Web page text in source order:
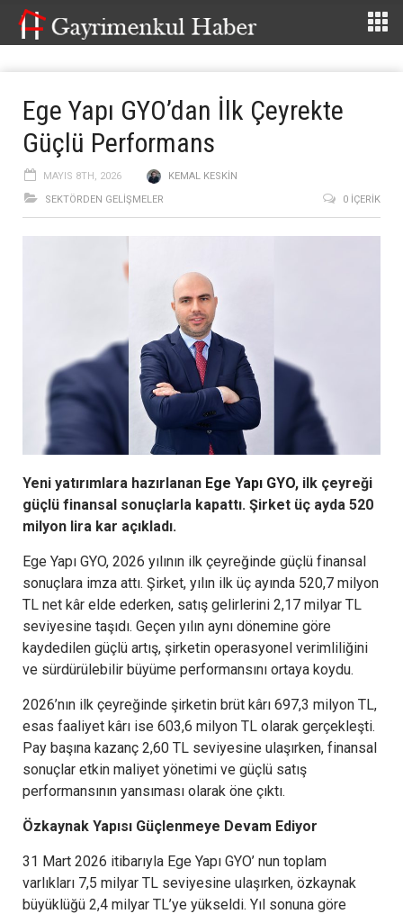
Ege Yapı GYO’dan İlk Çeyrekte
Güçlü Performans
MAYIS 8TH, 2026
KEMAL KESKIN
SEKTÖRDEN GELIŞMELER
0 İÇERIK
Yeni yatırımlara hazırlanan Ege Yapı GYO, ilk çeyreği
güçlü finansal sonuçlarla kapattı. Şirket üç ayda 520
milyon lira kar açıkladı.
Ege Yapı GYO, 2026 yılının ilk çeyreğinde güçlü finansal
sonuçlara imza attı. Şirket, yılın ilk üç ayında 520,7 milyon
TL net kâr elde ederken, satış gelirlerini 2,17 milyar TL
seviyesine taşıdı. Geçen yılın aynı dönemine göre
kaydedilen güçlü artış, şirketin operasyonel verimliliğini
ve sürdürülebilir büyüme performansını ortaya koydu.
2026’nın ilk çeyreğinde şirketin brüt kârı 697,3 milyon TL,
esas faaliyet kârı ise 603,6 milyon TL olarak gerçekleşti.
Pay başına kazanç 2,60 TL seviyesine ulaşırken, finansal
sonuçlar etkin maliyet yönetimi ve güçlü satış
performansının yansıması olarak öne çıktı.
Özkaynak Yapısı Güçlenmeye Devam Ediyor
31 Mart 2026 itibarıyla Ege Yapı GYO’ nun toplam
varlıkları 7,5 milyar TL seviyesine ulaşırken, özkaynak
büyüklüğü 2,4 milyar TL’ye yükseldi. Yıl sonuna göre